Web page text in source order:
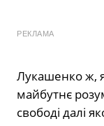
РЕКЛАМА
Лукашенко ж,
майбутнє
свободі далі